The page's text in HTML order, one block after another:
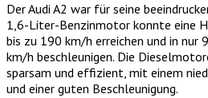
Der Audi A2 war für seine
1,6-Liter-Benzinmotor konnte eine
bis zu 190 km/h erreichen und in nur
km/h beschleunigen. Die
sparsam und effizient, mit einem
und einer guten Beschleunigung.